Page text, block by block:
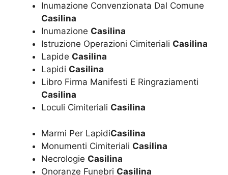
Inumazione Convenzionata Dal Comune
Casilina
Inumazione Casilina
Istruzione Operazioni Cimiteriali Casilina
Lapide Casilina
Lapidi Casilina
Libro Firma Manifesti E Ringraziamenti
Casilina
Loculi Cimiteriali Casilina
Marmi Per LapidiCasilina
Monumenti Cimiteriali Casilina
Necrologie Casilina
Onoranze Funebri Casilina